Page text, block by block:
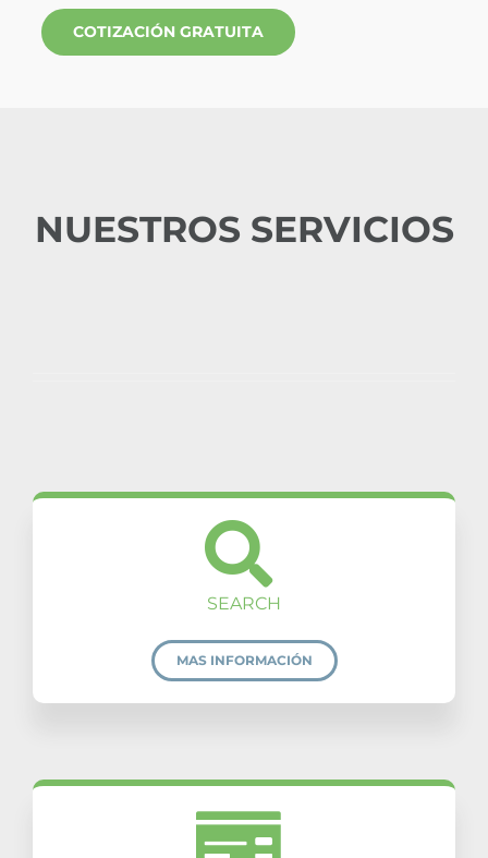
COTIZACIÓN GRATUITA
NUESTROS SERVICIOS
SEARCH
MAS INFORMACIÓN